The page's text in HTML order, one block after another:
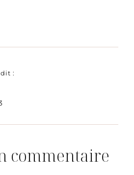
dit :
commentaire